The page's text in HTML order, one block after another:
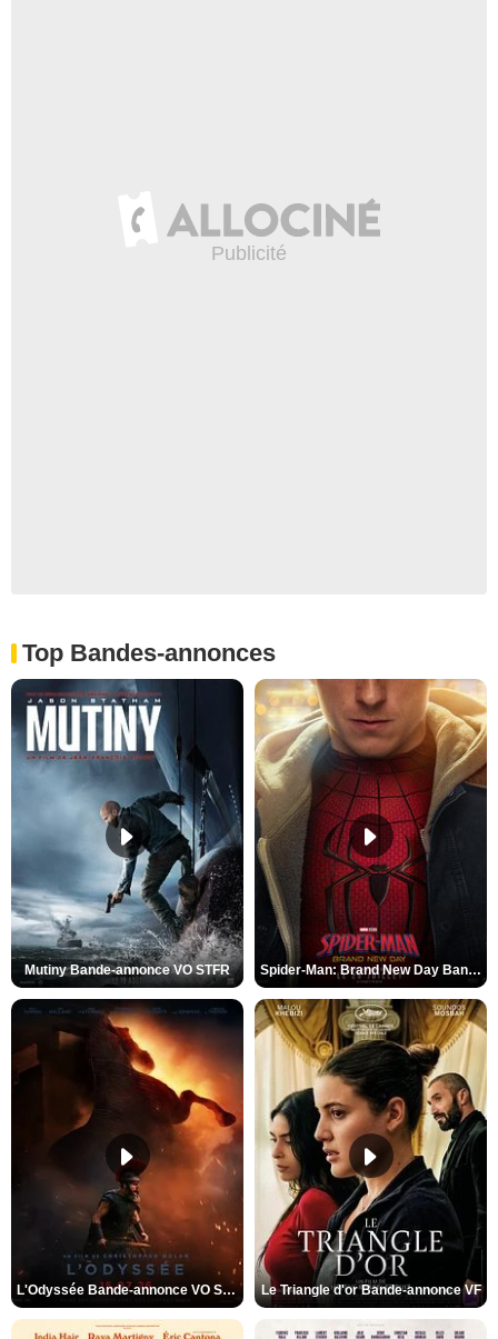
Top Bandes-annonces
Mutiny Bande-annonce VO STFR Spider-Man: Brand New Day Bande-annonce VO STFR
L'Odyssée Bande-annonce VO STFR Le Triangle d'or Bande-annonce VF